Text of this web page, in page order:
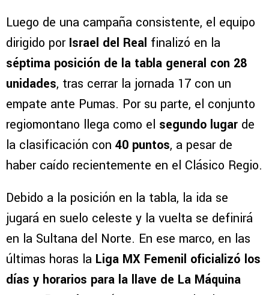
Luego de una campaña consistente, el equipo
dirigido por Israel del Real finalizó en la
séptima posición de la tabla general con 28
unidades, tras cerrar la jornada 17 con un
empate ante Pumas. Por su parte, el conjunto
regiomontano llega como el segundo lugar de
la clasificación con 40 puntos, a pesar de
haber caído recientemente en el Clásico Regio.
Debido a la posición en la tabla, la ida se
jugará en suelo celeste y la vuelta se definirá
en la Sultana del Norte. En ese marco, en las
últimas horas la Liga MX Femenil oficializó los
días y horarios para la llave de La Máquina